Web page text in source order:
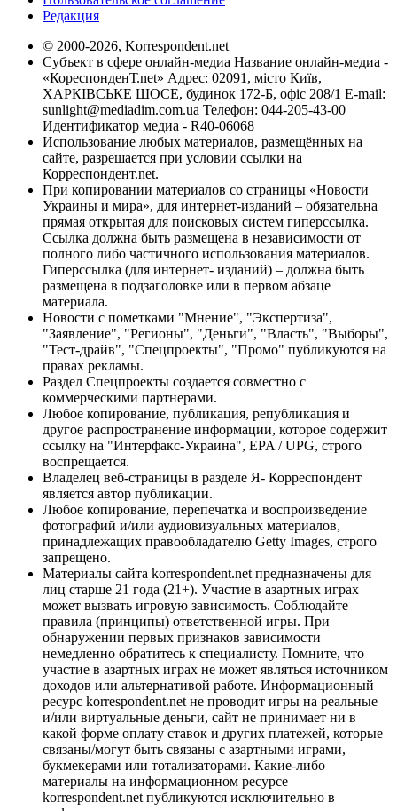
Редакция
© 2000-2026, Korrespondent.net
Субъект в сфере онлайн-медиа Название онлайн-медиа -
«КореспонденТ.net» Адрес: 02091, місто Київ,
ХАРКІВСЬКЕ ШОСЕ, будинок 172-Б, офіс 208/1 E-mail:
sunlight@mediadim.com.ua Телефон: 044-205-43-00
Идентификатор медиа - R40-06068
Использование любых материалов, размещённых на
сайте, разрешается при условии ссылки на
Корреспондент.net.
При копировании материалов со страницы «Новости
Украины и мира», для интернет-изданий – обязательна
прямая открытая для поисковых систем гиперссылка.
Ссылка должна быть размещена в независимости от
полного либо частичного использования материалов.
Гиперссылка (для интернет- изданий) – должна быть
размещена в подзаголовке или в первом абзаце
материала.
Новости с пометками "Мнение", "Экспертиза",
"Заявление", "Регионы", "Деньги", "Власть", "Выборы",
"Тест-драйв", "Спецпроекты", "Промо" публикуются на
правах рекламы.
Раздел Спецпроекты создается совместно с
коммерческими партнерами.
Любое копирование, публикация, републикация и
другое распространение информации, которое содержит
ссылку на "Интерфакс-Украина", EPA / UPG, строго
воспрещается.
Владелец веб-страницы в разделе Я- Корреспондент
является автор публикации.
Любое копирование, перепечатка и воспроизведение
фотографий и/или аудиовизуальных материалов,
принадлежащих правообладателю Getty Images, строго
запрещено.
Материалы сайта korrespondent.net предназначены для
лиц старше 21 года (21+). Участие в азартных играх
может вызвать игровую зависимость. Соблюдайте
правила (принципы) ответственной игры. При
обнаружении первых признаков зависимости
немедленно обратитесь к специалисту. Помните, что
участие в азартных играх не может являться источником
доходов или альтернативой работе. Информационный
ресурс korrespondent.net не проводит игры на реальные
и/или виртуальные деньги, сайт не принимает ни в
какой форме оплату ставок и других платежей, которые
связаны/могут быть связаны с азартными играми,
букмекерами или тотализаторами. Какие-либо
материалы на информационном ресурсе
korrespondent.net публикуются исключительно в